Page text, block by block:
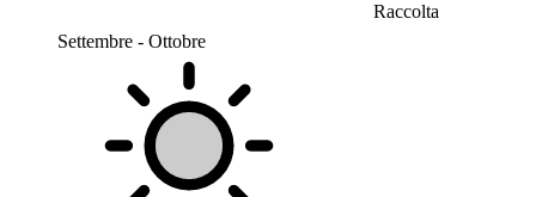
Raccolta
Settembre - Ottobre